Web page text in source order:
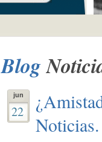
Blog
jun
22